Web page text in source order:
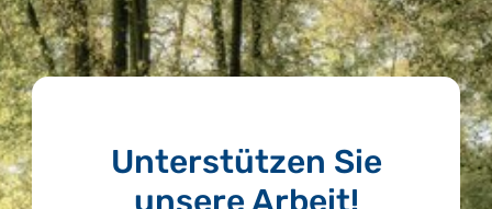
Unterstützen Sie
unsere Arbeit!